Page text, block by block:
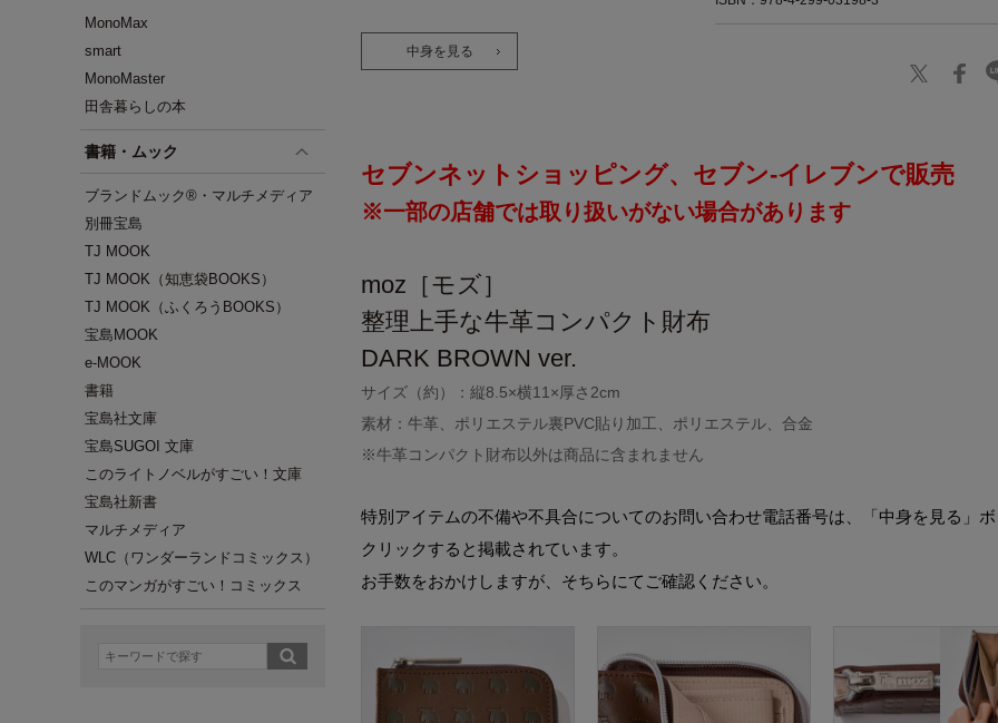
MonoMax
smart
MonoMaster
田舎暮らしの本
書籍・ムック
ブランドムック®・マルチメディア
別冊宝島
TJ MOOK
TJ MOOK（知恵袋BOOKS）
TJ MOOK（ふくろうBOOKS）
宝島MOOK
e-MOOK
書籍
宝島社文庫
宝島SUGOI 文庫
このライトノベルがすごい！文庫
宝島社新書
マルチメディア
WLC（ワンダーランドコミックス）
このマンガがすごい！コミックス
中身を見る
セブンネットショッピング、セブン‐イレブンで販売
※一部の店舗では取り扱いがない場合があります
moz［モズ］
整理上手な牛革コンパクト財布
DARK BROWN ver.
サイズ（約）：縦8.5×横11×厚さ2cm
素材：牛革、ポリエステル裏PVC貼り加工、ポリエステル、合金
※牛革コンパクト財布以外は商品に含まれません
特別アイテムの不備や不具合についてのお問い合わせ電話番号は、「中身を見る」
クリックすると掲載されています。
お手数をおかけしますが、そちらにてご確認ください。